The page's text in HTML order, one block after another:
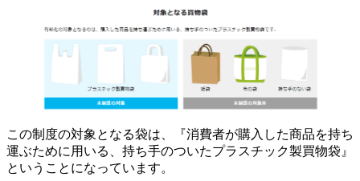
この制度の対象となる袋は、『消費者が購入した商品を持ち
運ぶために用いる、持ち手のついたプラスチック製買物袋』
ということになっています。